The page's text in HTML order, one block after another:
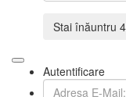
Stai înăuntru
Autentificare